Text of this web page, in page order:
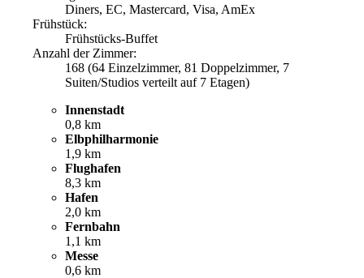
Diners, EC, Mastercard, Visa, AmEx
Frühstück:
Frühstücks-Buffet
Anzahl der Zimmer:
168 (64 Einzelzimmer, 81 Doppelzimmer, 7
Suiten/Studios verteilt auf 7 Etagen)
Innenstadt
0,8 km
Elbphilharmonie
1,9 km
Flughafen
8,3 km
Hafen
2,0 km
Fernbahn
1,1 km
Messe
0,6 km